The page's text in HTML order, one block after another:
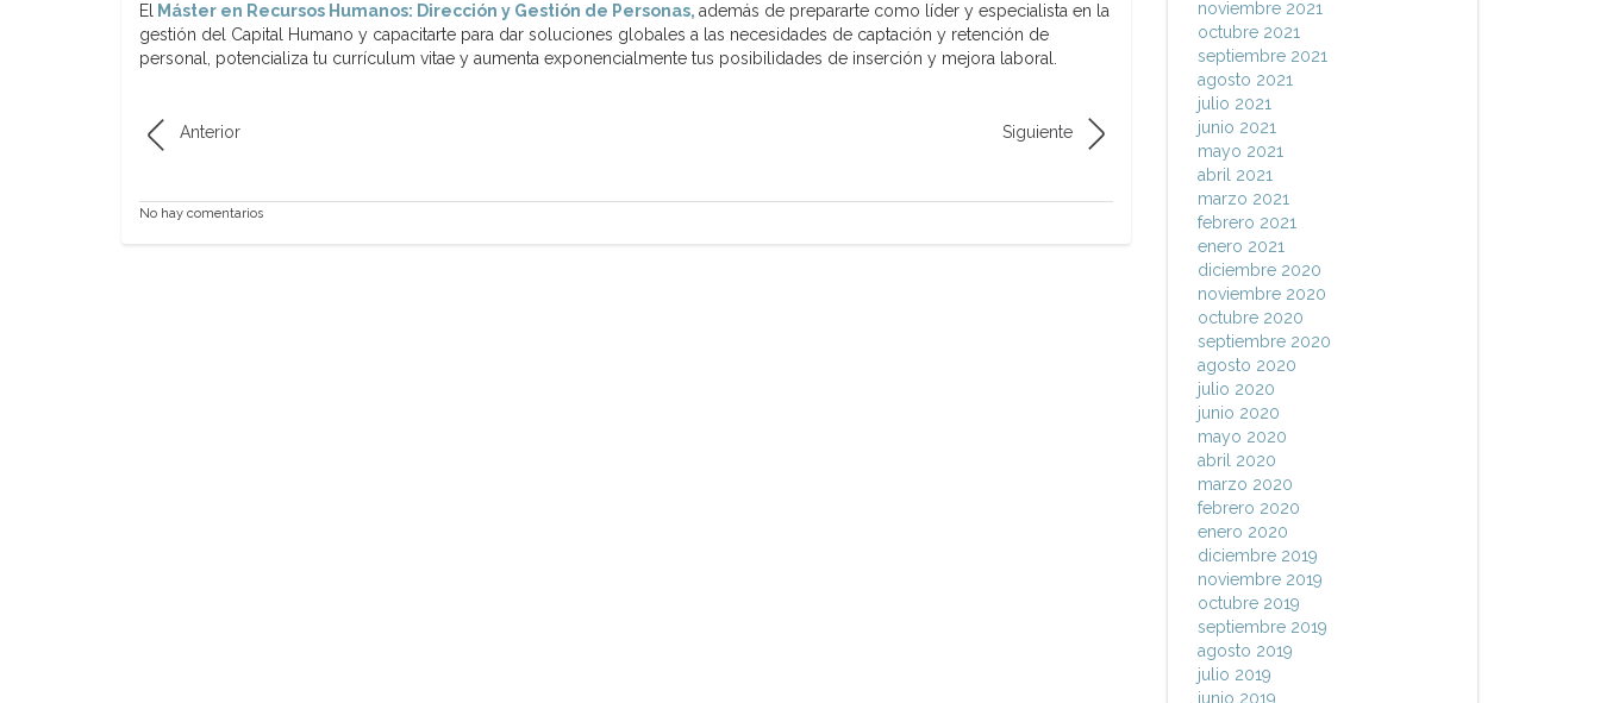
El Máster en Recursos Humanos: Dirección y Gestión de Personas, además de prepararte como líder y especialista en la
gestión del Capital Humano y capacitarte para dar soluciones globales a las necesidades de captación y retención de
personal, potencializa tu currículum vitae y aumenta exponencialmente tus posibilidades de inserción y mejora laboral.
Anterior Siguiente
No hay comentarios
noviembre 2021
octubre 2021
septiembre 2021
agosto 2021
julio 2021
junio 2021
mayo 2021
abril 2021
marzo 2021
febrero 2021
enero 2021
diciembre 2020
noviembre 2020
octubre 2020
septiembre 2020
agosto 2020
julio 2020
junio 2020
mayo 2020
abril 2020
marzo 2020
febrero 2020
enero 2020
diciembre 2019
noviembre 2019
octubre 2019
septiembre 2019
agosto 2019
julio 2019
junio 2019